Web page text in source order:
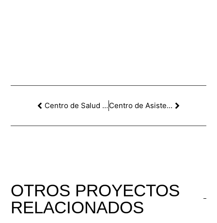
Centro de Salud en la Pobla de Montornés. Tarragona. Centro de Asistencia Primaria en Muro, Mallorca.
OTROS PROYECTOS
RELACIONADOS